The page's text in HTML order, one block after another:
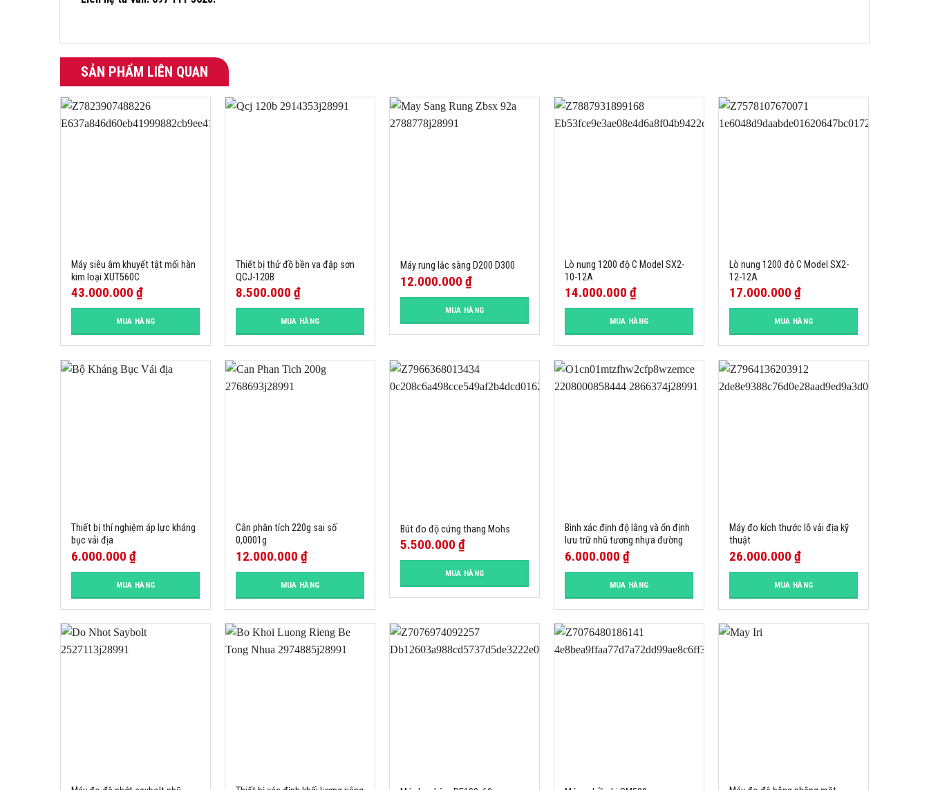
SẢN PHẨM LIÊN QUAN
Máy siêu âm khuyết tật mối hàn
kim loại XUT560C
43.000.000 ₫
MUA HÀNG
Thiết bị thử đồ bền va đập sơn
QCJ-120B
8.500.000 ₫
MUA HÀNG
Máy rung lắc sàng D200 D300
12.000.000 ₫
MUA HÀNG
Lò nung 1200 độ C Model SX2-
10-12A
14.000.000 ₫
MUA HÀNG
Lò nung 1200 độ C Model SX2-
12-12A
17.000.000 ₫
MUA HÀNG
Thiết bị thí nghiệm áp lực kháng
bục vải địa
6.000.000 ₫
MUA HÀNG
Cân phân tích 220g sai số
0,0001g
12.000.000 ₫
MUA HÀNG
Bút đo độ cứng thang Mohs
5.500.000 ₫
MUA HÀNG
Bình xác định độ lắng và ổn định
lưu trữ nhũ tương nhựa đường
6.000.000 ₫
MUA HÀNG
Máy đo kích thước lỗ vải địa kỹ
thuật
26.000.000 ₫
MUA HÀNG